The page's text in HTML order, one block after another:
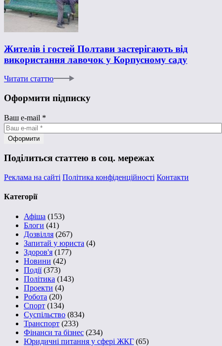
Жителів і гостей Полтави застерігають від
використання лавочок у Корпусному саду
Читати статтю
Оформити підписку
Ваш e-mail *
Поділиться статтею в соц. мережах
Реклама на сайті Політика конфіденційності Контакти
Категорії
Афіша (153)
Блоги (41)
Дозвілля (267)
Запитай у юриста (4)
Здоров'я (177)
Новини (42)
Події(373)
Політика (143)
Проекти (4)
Робота (20)
Спорт (134)
Суспільство (834)
Транспорт (233)
Фінанси та бізнес (234)
Юридичні питання у сфері ЖКГ (65)